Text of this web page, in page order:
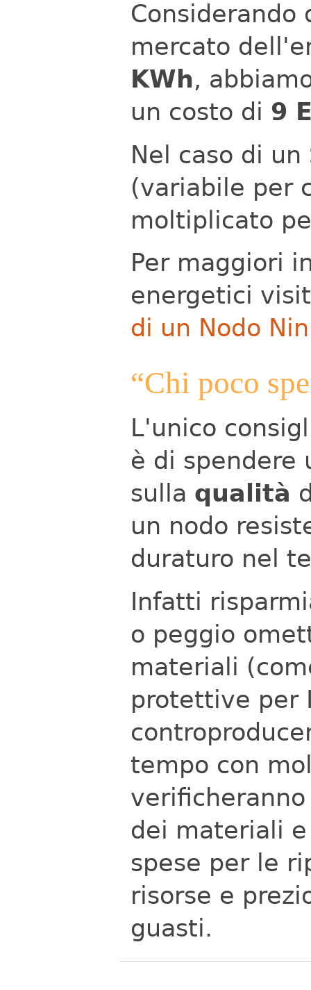
Considerando
mercato
KWh,
un costo di 9
Nel caso di
(variabile per
moltiplicato
Per maggiori
energetici
di un Nodo
“Chi poco
L'unico
è di spendere
sulla qualità
un nodo
duraturo nel
Infatti
o peggio
materiali
protettive per
tempo con
dei materiali
spese per le
risorse e
guasti.